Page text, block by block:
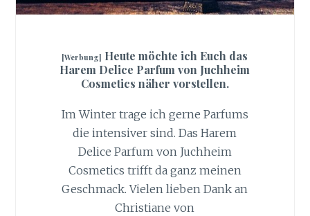
[Werbung] Heute möchte ich Euch das
Harem Delice Parfum von Juchheim
Cosmetics näher vorstellen.
Im Winter trage ich gerne Parfums
die intensiver sind. Das Harem
Delice Parfum von Juchheim
Cosmetics trifft da ganz meinen
Geschmack. Vielen lieben Dank an
Christiane von